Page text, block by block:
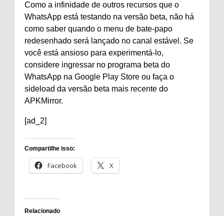
Como a infinidade de outros recursos que o
WhatsApp está testando na versão beta, não há
como saber quando o menu de bate-papo
redesenhado será lançado no canal estável. Se
você está ansioso para experimentá-lo,
considere ingressar no programa beta do
WhatsApp na Google Play Store ou faça o
sideload da versão beta mais recente do
APKMirror.
[ad_2]
Compartilhe isso:
Facebook X
Relacionado